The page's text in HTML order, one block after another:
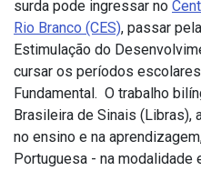
surda pode ingressar no
Rio Branco (CES), passar
Estimulação do
cursar os períodos
Fundamental. O trabalho
Brasileira de Sinais (Libras),
no ensino e na
Portuguesa - na modalidade